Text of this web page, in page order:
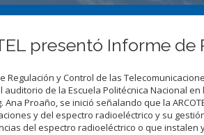
presentó Informe
Regulación y Control de las
auditorio de la Escuela Politécnica Nacional
Ana Proaño, se inició señalando que la
y del espectro radioeléctrico y su
del espectro radioeléctrico o que instalen